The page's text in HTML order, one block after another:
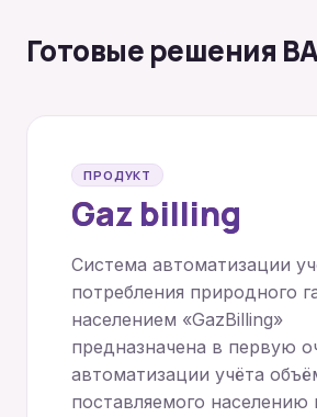
Готовые решения
ПРОДУКТ
Gaz billing
Система автоматизации
потребления природного
населением «GazBilling»
предназначена в первую
автоматизации учёта
поставляемого населению